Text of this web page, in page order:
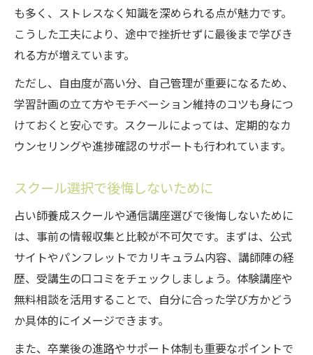
も多く、ストレスなく知識を深められる点が魅力です。
こうした工夫により、途中で挫折せずに最後まで学びき
れる方が増えています。
ただし、自由度が高い分、自己管理が重要になるため、
学習計画の立て方やモチベーション維持のコツも身につ
けておくと安心です。スクールによっては、定期的なカ
ウンセリングや進捗確認のサポートも行われています。
スクール選択で後悔しないために
占い師養成スクールや通信講座選びで後悔しないために
は、事前の情報収集と比較が不可欠です。まずは、公式
サイトやパンフレットでカリキュラム内容、講師陣の経
歴、受講生の口コミをチェックしましょう。体験講座や
無料相談を活用することで、自分に合った学び方かどう
か具体的にイメージできます。
また、卒業後の進路やサポート体制も重要なポイントで